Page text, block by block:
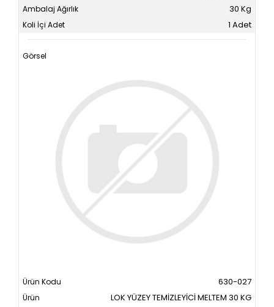
30 Kg
1 Adet
630-027
LOK YÜZEY TEMİZLEYİCİ MELTEM 30 KG